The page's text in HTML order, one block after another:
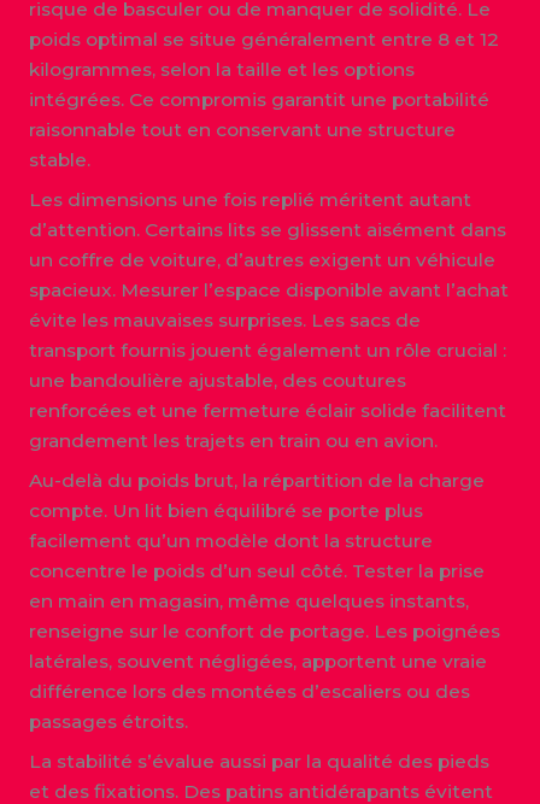
risque de basculer ou de manquer de solidité. Le
poids optimal se situe généralement entre 8 et 12
kilogrammes, selon la taille et les options
intégrées. Ce compromis garantit une portabilité
raisonnable tout en conservant une structure
stable.
Les dimensions une fois replié méritent autant
d’attention. Certains lits se glissent aisément dans
un coffre de voiture, d’autres exigent un véhicule
spacieux. Mesurer l’espace disponible avant l’achat
évite les mauvaises surprises. Les sacs de
transport fournis jouent également un rôle crucial :
une bandoulière ajustable, des coutures
renforcées et une fermeture éclair solide facilitent
grandement les trajets en train ou en avion.
Au-delà du poids brut, la répartition de la charge
compte. Un lit bien équilibré se porte plus
facilement qu’un modèle dont la structure
concentre le poids d’un seul côté. Tester la prise
en main en magasin, même quelques instants,
renseigne sur le confort de portage. Les poignées
latérales, souvent négligées, apportent une vraie
différence lors des montées d’escaliers ou des
passages étroits.
La stabilité s’évalue aussi par la qualité des pieds
et des fixations. Des patins antidérapants évitent